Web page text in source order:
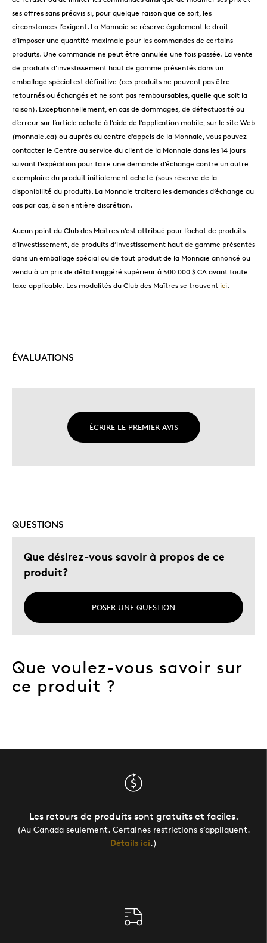
ses offres sans préavis si, pour quelque raison que ce soit, les
circonstances l’exigent. La Monnaie se réserve également le droit
d’imposer une quantité maximale pour les commandes de certains
produits. Une commande ne peut être annulée une fois passée. La vente
de produits d’investissement haut de gamme présentés dans un
emballage spécial est définitive (ces produits ne peuvent pas être
retournés ou échangés et ne sont pas remboursables, quelle que soit la
raison). Exceptionnellement, en cas de dommages, de défectuosité ou
d’erreur sur l’article acheté à l’aide de l’application mobile, sur le site Web
(monnaie.ca) ou auprès du centre d’appels de la Monnaie, vous pouvez
contacter le Centre au service du client de la Monnaie dans les 14 jours
suivant l’expédition pour faire une demande d’échange contre un autre
exemplaire du produit initialement acheté (sous réserve de la
disponibilité du produit). La Monnaie traitera les demandes d’échange au
cas par cas, à son entière discrétion.
Aucun point du Club des Maîtres n’est attribué pour l’achat de produits
d’investissement, de produits d’investissement haut de gamme présentés
dans un emballage spécial ou de tout produit de la Monnaie annoncé ou
vendu à un prix de détail suggéré supérieur à 500 000 $ CA avant toute
taxe applicable. Les modalités du Club des Maîtres se trouvent ici.
ÉVALUATIONS
ÉCRIRE LE PREMIER AVIS
QUESTIONS
Que désirez-vous savoir à propos de ce
produit?
POSER UNE QUESTION
Que voulez-vous savoir sur
ce produit ?
Les retours de produits sont gratuits et faciles.
(Au Canada seulement. Certaines restrictions s’appliquent.
Détails ici.)